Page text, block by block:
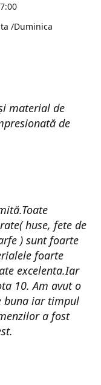
/Duminica
material de
de
huse, fete de
) sunt foarte
foarte
excelenta.Iar
10. Am avut o
buna iar timpul
a fost